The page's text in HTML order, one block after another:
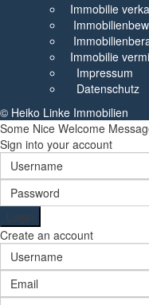
Immobilie
Immobilie
Impressum
Datenschutz
© Heiko Linke Immobilien
Some Nice Welcome
Sign into your account
Login
Create an account